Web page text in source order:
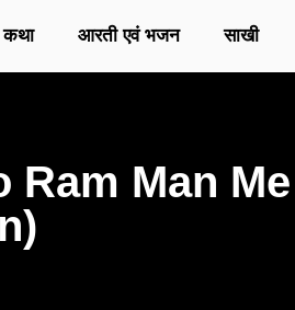
कथा आरती एवं भजन साखी
Ram Man